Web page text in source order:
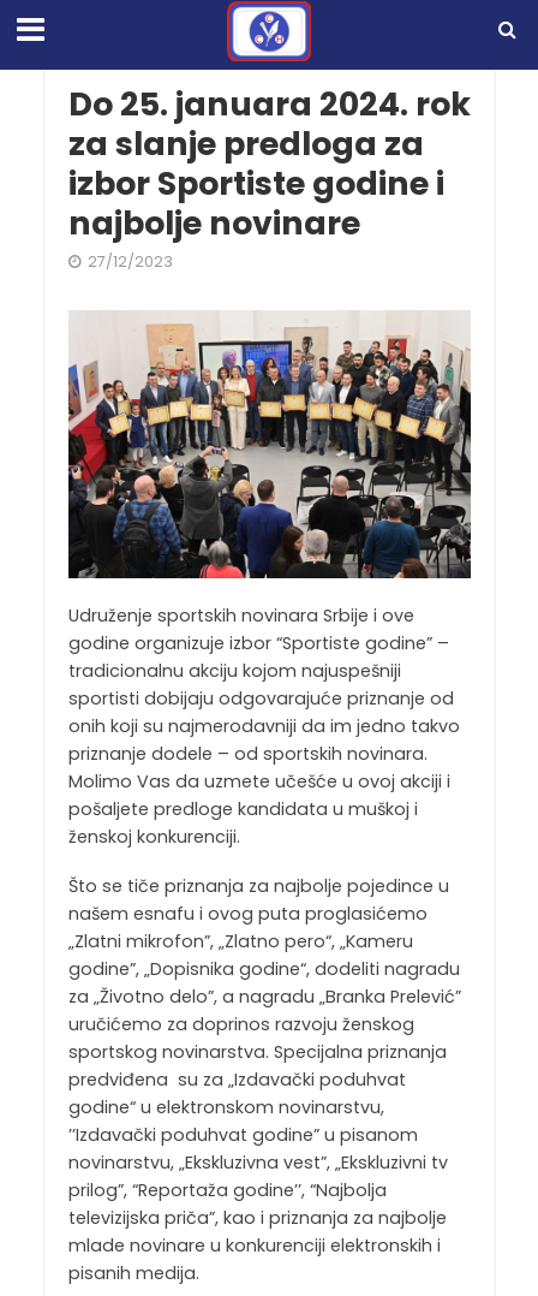
Do 25. januara 2024. rok
za slanje predloga za
izbor Sportiste godine i
najbolje novinare
27/12/2023
Udruženje sportskih novinara Srbije i ove
godine organizuje izbor “Sportiste godine” –
tradicionalnu akciju kojom najuspešniji
sportisti dobijaju odgovarajuće priznanje od
onih koji su najmerodavniji da im jedno takvo
priznanje dodele – od sportskih novinara.
Molimo Vas da uzmete učešće u ovoj akciji i
pošaljete predloge kandidata u muškoj i
ženskoj konkurenciji.
Što se tiče priznanja za najbolje pojedince u
našem esnafu i ovog puta proglasićemo
„Zlatni mikrofon”, „Zlatno pero“, „Kameru
godine”, „Dopisnika godine“, dodeliti nagradu
za „Životno delo”, a nagradu „Branka Prelević”
uručićemo za doprinos razvoju ženskog
sportskog novinarstva. Specijalna priznanja
predviđena su za „Izdavački poduhvat
godine“ u elektronskom novinarstvu,
’’Izdavački poduhvat godine” u pisanom
novinarstvu, „Ekskluzivna vest”, „Ekskluzivni tv
prilog”, “Reportaža godine’’, “Najbolja
televizijska priča”, kao i priznanja za najbolje
mlade novinare u konkurenciji elektronskih i
pisanih medija.